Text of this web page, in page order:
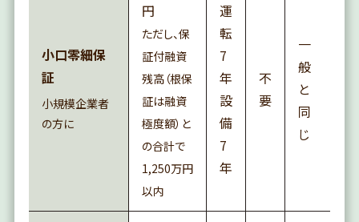
小口零細保
証
小規模企業者
の方に
円
ただし、保
証付融資
残高（根保
証は融資
極度額）と
の合計で
1,250万円
以内
運
転
7
年
設
備
7
年
不
要
一
般
と
同
じ